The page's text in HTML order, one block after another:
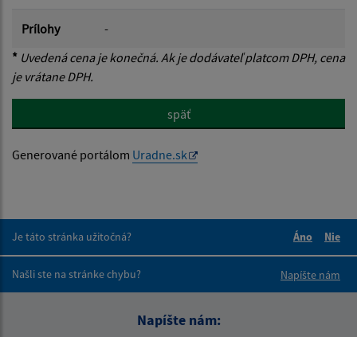
Prílohy
-
* Uvedená cena je konečná. Ak je dodávateľ platcom DPH, cena
je vrátane DPH.
späť
Generované portálom Uradne.sk
Je táto stránka užitočná?
Áno
Nie
Našli ste na stránke chybu?
Napíšte nám
Napíšte nám: